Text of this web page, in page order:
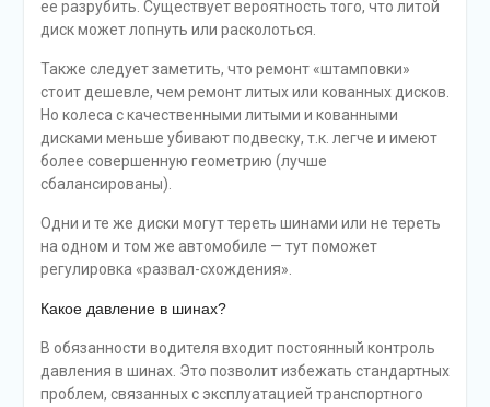
ее разрубить. Существует вероятность того, что литой
диск может лопнуть или расколоться.
Также следует заметить, что ремонт «штамповки»
стоит дешевле, чем ремонт литых или кованных дисков.
Но колеса с качественными литыми и кованными
дисками меньше убивают подвеску, т.к. легче и имеют
более совершенную геометрию (лучше
сбалансированы).
Одни и те же диски могут тереть шинами или не тереть
на одном и том же автомобиле — тут поможет
регулировка «развал-схождения».
Какое давление в шинах?
В обязанности водителя входит постоянный контроль
давления в шинах. Это позволит избежать стандартных
проблем, связанных с эксплуатацией транспортного